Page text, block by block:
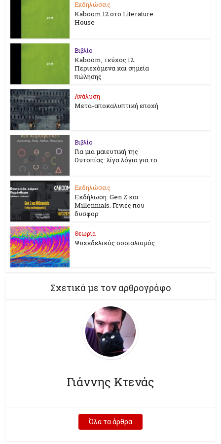
Εκδηλώσεις
Kaboom 12 στο Literature
House
Βιβλίο
Kaboom, τεύχος 12.
Περιεχόμενα και σημεία
πώλησης
Ανάλυση
Μετα-αποκαλυπτική εποχή
Βιβλίο
Για μια μαιευτική της
Ουτοπίας: λίγα λόγια για το
Εκδηλώσεις
Εκδήλωση: Gen Z και
Millennials. Γενιές που
δυσφορ
Θεωρία
Ψυχεδελικός σοσιαλισμός
Σχετικά με τον αρθρογράφο
Γιάννης Κτενάς
Όλα τα άρθρα